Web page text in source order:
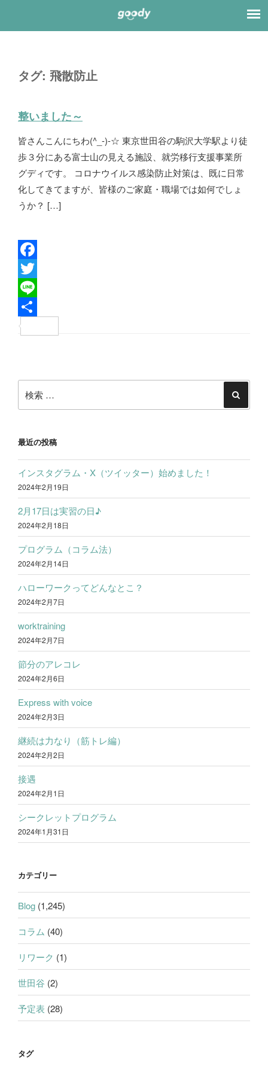
タグ: 飛散防止
整いました～
皆さんこんにちわ(^_-)-☆ 東京世田谷の駒沢大学駅より徒
歩３分にある富士山の見える施設、就労移行支援事業所
グディです。 コロナウイルス感染防止対策は、既に日常
化してきてますが、皆様のご家庭・職場では如何でしょ
うか？ […]
F
a
c
e
o
T
w
i
e
L
i
ナ
ビ
ー
シ
ョ
ン
索:
索
最近の投稿
インスタグラム・X（ツイッター）始めました！
2024年2月19日
2月17日は実習の日♪
2024年2月18日
プログラム（コラム法）
2024年2月14日
ハローワークってどんなとこ？
2024年2月7日
worktraining
2024年2月7日
節分のアレコレ
2024年2月6日
Express with voice
2024年2月3日
継続は力なり（筋トレ編）
2024年2月2日
接遇
2024年2月1日
シークレットプログラム
2024年1月31日
カテゴリー
Blog (1,245)
コラム (40)
リワーク (1)
世田谷 (2)
予定表 (28)
タグ